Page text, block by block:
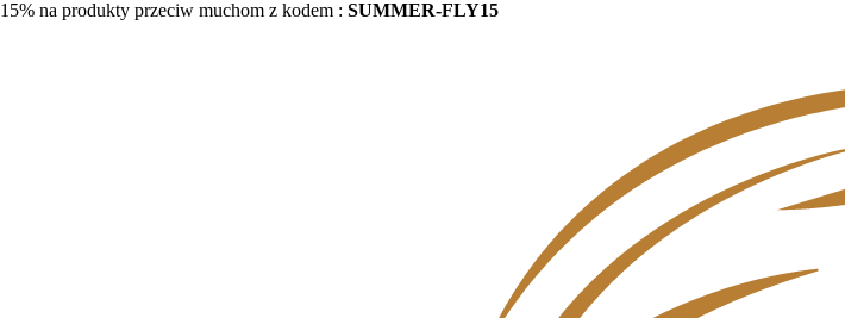
15% na produkty przeciw muchom z kodem : SUMMER-FLY15